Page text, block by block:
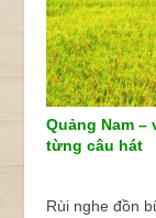
Quảng Nam
từng câu hát
Rùi nghe đồn